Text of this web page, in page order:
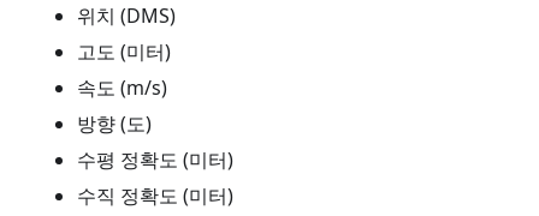
위치 (DMS)
고도 (미터)
속도 (m/s)
방향 (도)
수평 정확도 (미터)
수직 정확도 (미터)